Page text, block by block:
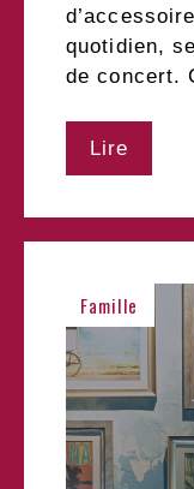
quotidien,
de concert.
Lire
Famille